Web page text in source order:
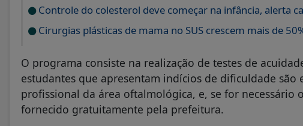
Controle do colesterol deve começar na infância, alerta
Cirurgias plásticas de mama no SUS crescem mais de
O programa consiste na realização de testes de
estudantes que apresentam indícios de dificuldade são
profissional da área oftalmológica, e, se for necessário
fornecido gratuitamente pela prefeitura.